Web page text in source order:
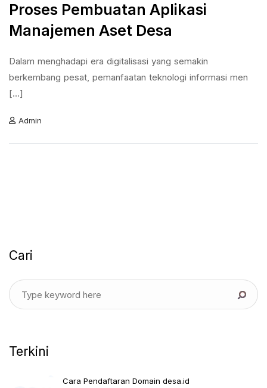
Proses Pembuatan Aplikasi
Manajemen Aset Desa
Dalam menghadapi era digitalisasi yang semakin
berkembang pesat, pemanfaatan teknologi informasi men
[...]
Admin
Cari
Terkini
Cara Pendaftaran Domain desa.id